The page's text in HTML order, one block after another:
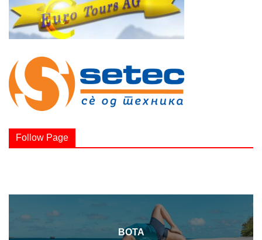
Follow Page
BOTA